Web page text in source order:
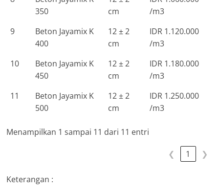
350
cm
/m3
9
Beton Jayamix K
400
12 ± 2
cm
IDR 1.120.000
/m3
10
Beton Jayamix K
450
12 ± 2
cm
IDR 1.180.000
/m3
11
Beton Jayamix K
500
12 ± 2
cm
IDR 1.250.000
/m3
Menampilkan 1 sampai 11 dari 11 entri
❮ 1 ❯
Keterangan :